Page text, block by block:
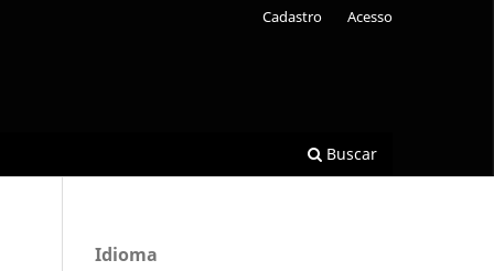
Buscar
Cadastro Acesso
Idioma